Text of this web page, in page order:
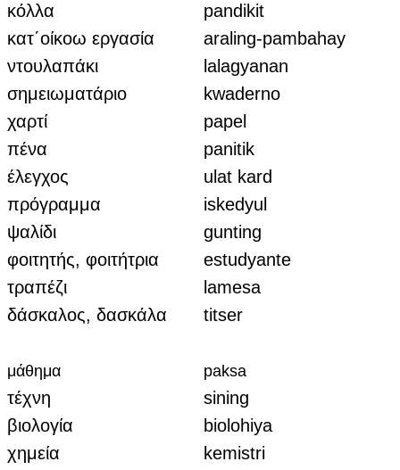
κόλλα
pandikit
κατ΄οίκοω εργασία
araling-pambahay
ντουλαπάκι
lalagyanan
σημειωματάριο
kwaderno
χαρτί
papel
πένα
panitik
έλεγχος
ulat kard
πρόγραμμα
iskedyul
ψαλίδι
gunting
φοιτητής, φοιτήτρια
estudyante
τραπέζι
lamesa
δάσκαλος, δασκάλα
titser
μάθημα paksa
τέχνη
sining
βιολογία
biolohiya
χημεία
kemistri